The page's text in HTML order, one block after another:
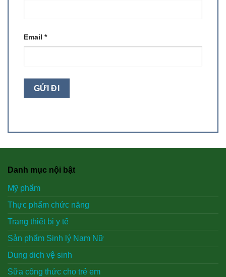
Email *
Danh mục nội bật
Mỹ phẩm
Thực phẩm chức năng
Trang thiết bị y tế
Sản phẩm Sinh lý Nam Nữ
Dung dich vệ sinh
Sữa công thức cho trẻ em